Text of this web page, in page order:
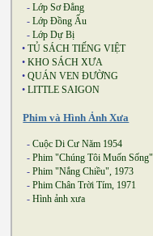
- Lớp Sơ Đẳng
- Lớp Đồng Ấu
- Lớp Dự Bị
• TỦ SÁCH TIẾNG VIỆT
• KHO SÁCH XƯA
• QUÁN VEN ĐƯỜNG
• LITTLE SAIGON
Phim và Hình Ảnh Xưa
- Cuộc Di Cư Năm 1954
- Phim "Chúng Tôi Muốn Sống"
- Phim "Nắng Chiều", 1973
- Phim Chân Trời Tím, 1971
- Hình ảnh xưa